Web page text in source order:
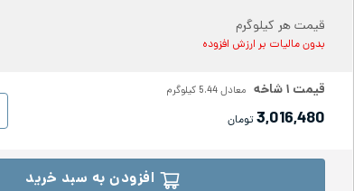
قیمت هر کیلوگرم
بدون مالیات بر ارزش افزوده
قیمت ۱شاخه معادل5.44 کیلوگرم
3,016,480تومان
افزودن به سبد خرید